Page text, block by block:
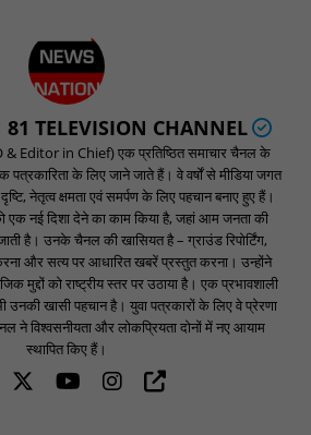
TELEVISION CHANNEL
& Editor in Chief) एक प्रतिष्ठित समाचार चैनल के
पत्रकारिता के लिए जाने जाते हैं। वे वर्षों से मीडिया जगत
नेतृत्व क्षमता एवं समर्पण के लिए पहचान बनाए हुए हैं।
एक नई दिशा देने का काम किया है, जहां आम जनता की
है। उनके चैनल की खासियत है – ग्राउंड रिपोर्टिंग,
और सत्य पर आधारित खबरें प्रस्तुत करना। उन्होंने
मुद्दों को राष्ट्रीय स्तर पर उठाया है। एक प्रभावशाली
खासी पहचान है। युवा पत्रकारों के लिए वे प्रेरणा
ने विश्वसनीयता और लोकप्रियता दोनों में नए आयाम
स्थापित किए हैं।